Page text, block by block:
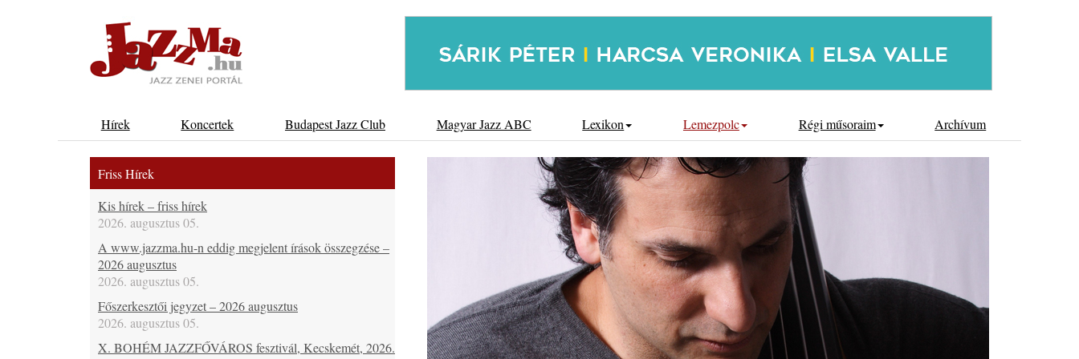
Hírek Koncertek Budapest Jazz Club Magyar Jazz ABC Lexikon Lemezpolc Régi műsoraim Archívum
Friss Hírek
Kis hírek – friss hírek
2026. augusztus 05.
A www.jazzma.hu-n eddig megjelent írások összegzése –
2026 augusztus
2026. augusztus 05.
Főszerkesztői jegyzet – 2026 augusztus
2026. augusztus 05.
X. BOHÉM JAZZFŐVÁROS fesztivál, Kecskemét, 2026.